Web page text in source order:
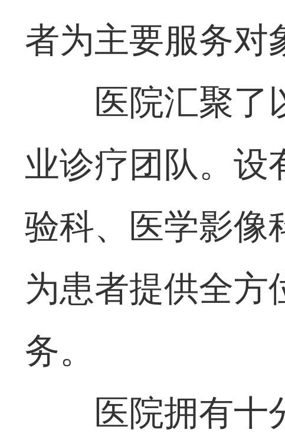
者为主要服务对
医院汇聚了
业诊疗团队。设
验科、医学影像
为患者提供全方
务。
医院拥有十